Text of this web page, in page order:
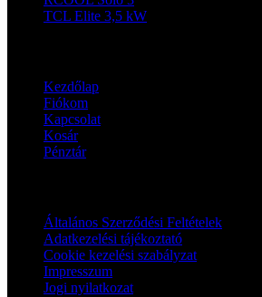
TCL Elite 3,5 kW
Kezdőlap
Fiókom
Kapcsolat
Kosár
Pénztár
Általános Szerződési Feltételek
Adatkezelési tájékoztató
Cookie kezelési szabályzat
Impresszum
Jogi nyilatkozat